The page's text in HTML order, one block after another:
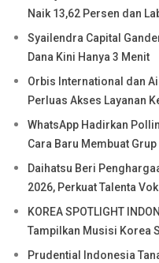
Naik 13,62 Persen dan
Syailendra Capital
Dana Kini Hanya 3 Menit
Orbis International dan
Perluas Akses Layanan
WhatsApp Hadirkan
Cara Baru Membuat Grup
Daihatsu Beri
2026, Perkuat Talenta
KOREA SPOTLIGHT
Tampilkan Musisi Korea
Prudential Indonesia